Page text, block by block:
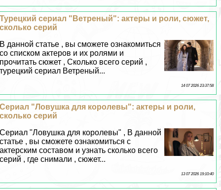
Турецкий сериал "Ветреный": актеры и роли, сюжет,
сколько серий
В данной статье , вы сможете ознакомиться
со списком актеров и их ролями и
прочитать сюжет , Сколько всего серий ,
турецкий сериал Ветреный...
14 07 2026 23:37:58
Сериал "Ловушка для королевы": актеры и роли,
сколько серий
Сериал "Ловушка для королевы" , В данной
статье , вы сможете ознакомиться с
актерским составом и узнать сколько всего
серий , где снимали , сюжет...
13 07 2026 19:10:40